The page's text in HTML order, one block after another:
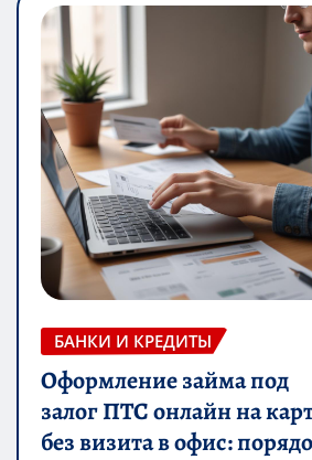
БАНКИ И КРЕДИТЫ
Оформление займа под
залог ПТС онлайн на
без визита в офис: